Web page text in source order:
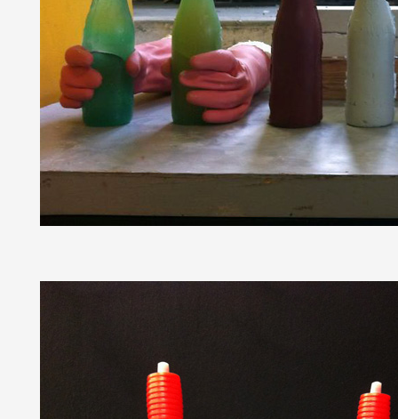
Documentation
Visites d'ateliers
Production vidéo
Formation
Événements
public